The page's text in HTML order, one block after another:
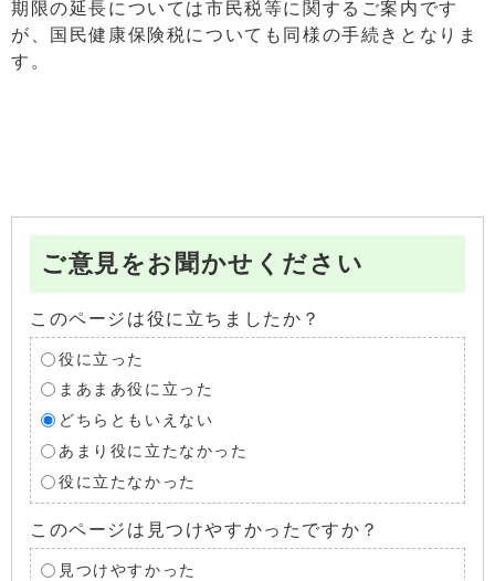
期限の延長については市民税等に関するご案内です
が、国民健康保険税についても同様の手続きとなりま
す。
ご意見をお聞かせください
このページは役に立ちましたか？
役に立った
まあまあ役に立った
どちらともいえない
あまり役に立たなかった
役に立たなかった
このページは見つけやすかったですか？
見つけやすかった